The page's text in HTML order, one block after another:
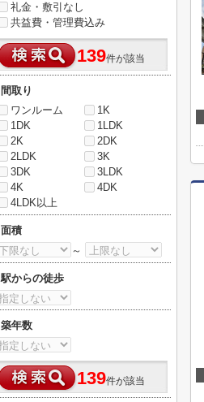
礼金・敷引なし
共益費・管理費込み
139件が該当
間取り
ワンルーム
1K
1DK
1LDK
2K
2DK
2LDK
3K
3DK
3LDK
4K
4DK
4LDK以上
面積
～
駅からの徒歩
築年数
139件が該当